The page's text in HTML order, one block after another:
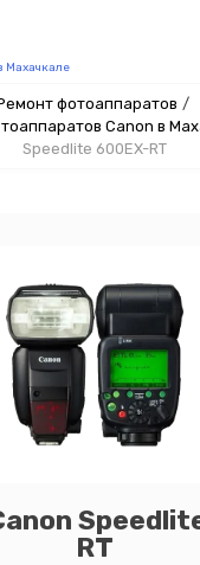
Махачкале
фотоаппаратов /
Canon в
Speedlite 600EX-RT
RT